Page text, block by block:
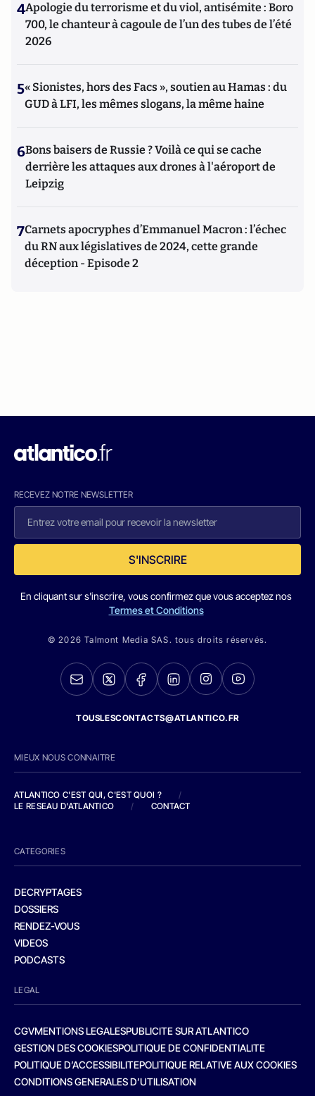
4Apologie du terrorisme et du viol, antisémite : Boro
700, le chanteur à cagoule de l’un des tubes de l’été
2026
5« Sionistes, hors des Facs », soutien au Hamas : du
GUD à LFI, les mêmes slogans, la même haine
6Bons baisers de Russie ? Voilà ce qui se cache
derrière les attaques aux drones à l'aéroport de
Leipzig
7Carnets apocryphes d’Emmanuel Macron : l’échec
du RN aux législatives de 2024, cette grande
déception - Episode 2
RECEVEZ NOTRE NEWSLETTER
S'INSCRIRE
En cliquant sur s'inscrire, vous confirmez que vous acceptez nos
Termes et Conditions
© 2026 Talmont Media SAS. tous droits réservés.
TOUSLESCONTACTS@ATLANTICO.FR
MIEUX NOUS CONNAITRE
ATLANTICO C'EST QUI, C'EST QUOI ?
/
LE RESEAU D'ATLANTICO
/ CONTACT
CATEGORIES
DECRYPTAGES
DOSSIERS
RENDEZ-VOUS
VIDEOS
PODCASTS
LEGAL
CGVMENTIONS LEGALESPUBLICITE SUR ATLANTICO
GESTION DES COOKIESPOLITIQUE DE CONFIDENTIALITE
POLITIQUE D’ACCESSIBILITEPOLITIQUE RELATIVE AUX COOKIES
CONDITIONS GENERALES D’UTILISATION